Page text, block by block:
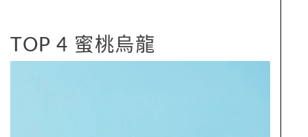
TOP 4 蜜桃烏龍